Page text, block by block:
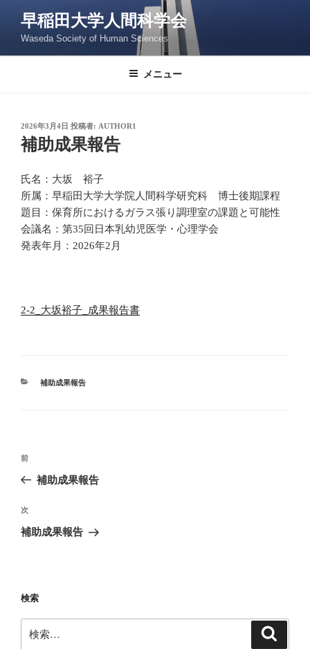
ン
早稲田大学人間科学会
Waseda Society of Human Sciences
メニュー
投
稿
日:
2026年3月4日 投稿者: AUTHOR1
補助成果報告
氏名：大坂 裕子
所属：早稲田大学大学院人間科学研究科 博士後期課程
題目：保育所におけるガラス張り調理室の課題と可能性
会議名：第35回日本乳幼児医学・心理学会
発表年月：2026年2月
2-2_大坂裕子_成果報告書
カ
補助成果報告
投
ビ
ゲ
ン
前
の
稿
前
補助成果報告
次
の
次
補助成果報告
検索
索: